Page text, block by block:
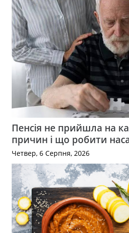
Пенсія не прийшла на
причин і що робити
Четвер, 6 Серпня, 2026